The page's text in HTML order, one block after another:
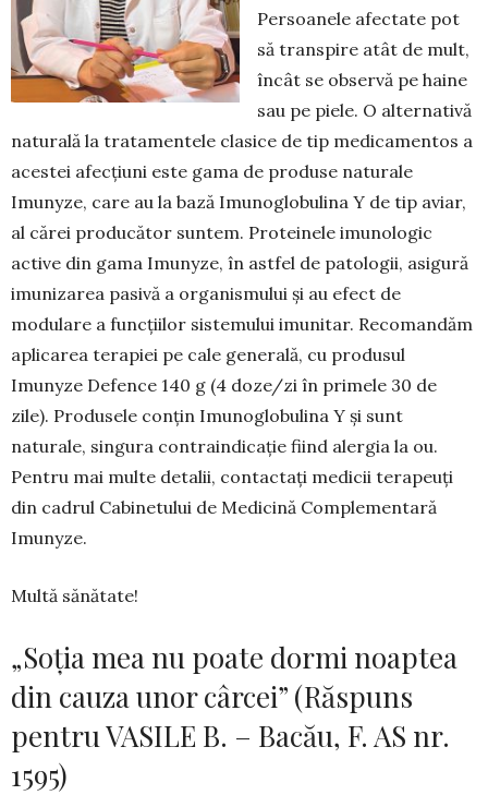
Persoanele afec­tate pot
să trans­pire atât de mult,
încât se observă pe haine
sau pe piele. O alter­na­tivă
natu­ra­lă la tratamen­te­le cla­sice de tip medicamentos a
aces­tei afecţiuni este gama de pro­duse natu­rale
Imunyze, care au la bază Imunoglobulina Y de tip avi­ar,
al cărei pro­ducător suntem. Protei­nele imunologic
active din gama Imunyze, în ast­fel de patologii, asigu­ră
imunizarea pasivă a or­ga­nismului şi au efect de
modulare a funcțiilor sis­temului imunitar. Reco­man­dăm
aplicarea tera­piei pe cale generală, cu pro­dusul
Imunyze Defence 140 g (4 doze/zi în pri­mele 30 de
zile). Produsele conțin Imunoglo­bulina Y și sunt
naturale, singura contraindicație fiind alergia la ou.
Pentru mai multe detalii, contactaţi medicii terapeuţi
din cadrul Cabinetului de Medici­nă Complementară
Imunyze.
Multă sănătate!
„Soția mea nu poate dormi noaptea
din cauza unor cârcei” (Răspuns
pentru VASILE B. – Bacău, F. AS nr.
1595)